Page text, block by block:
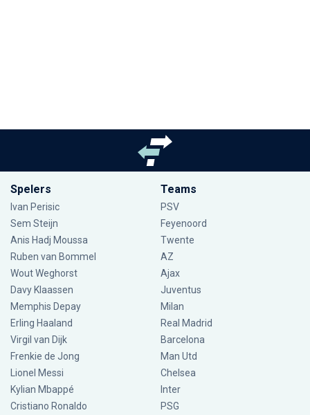
Spelers
Ivan Perisic
Sem Steijn
Anis Hadj Moussa
Ruben van Bommel
Wout Weghorst
Davy Klaassen
Memphis Depay
Erling Haaland
Virgil van Dijk
Frenkie de Jong
Lionel Messi
Kylian Mbappé
Cristiano Ronaldo
Teams
PSV
Feyenoord
Twente
AZ
Ajax
Juventus
Milan
Real Madrid
Barcelona
Man Utd
Chelsea
Inter
PSG